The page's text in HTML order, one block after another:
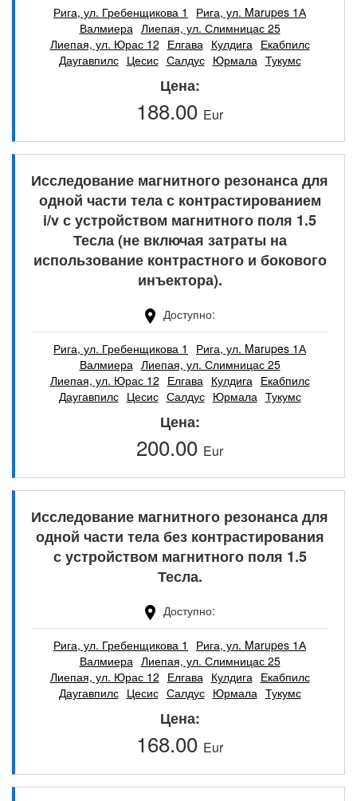
Рига, ул. Гребенщикова 1
Рига, ул. Marupes 1А
Валмиера Лиепая, ул. Слимницас 25
Лиепая, ул. Юрас 12 Елгава Кулдига Екабпилс
Даугавпилс Цесис Салдус Юрмала Тукумс
Цена
188.00 Eur
Исследование магнитного резонанса для
одной части тела с контрастированием
i/v с устройством магнитного поля 1.5
Тесла (не включая затраты на
использование контрастного и бокового
инъектора).
Доступно
Рига, ул. Гребенщикова 1
Рига, ул. Marupes 1А
Валмиера Лиепая, ул. Слимницас 25
Лиепая, ул. Юрас 12 Елгава Кулдига Екабпилс
Даугавпилс Цесис Салдус Юрмала Тукумс
Цена
200.00 Eur
Исследование магнитного резонанса для
одной части тела без контрастирования
с устройством магнитного поля 1.5
Тесла.
Доступно
Рига, ул. Гребенщикова 1
Рига, ул. Marupes 1А
Валмиера Лиепая, ул. Слимницас 25
Лиепая, ул. Юрас 12 Елгава Кулдига Екабпилс
Даугавпилс Цесис Салдус Юрмала Тукумс
Цена
168.00 Eur